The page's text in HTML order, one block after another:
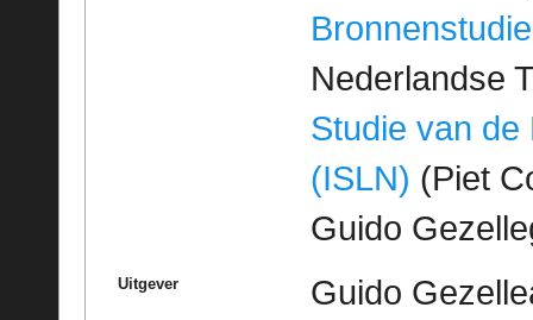
Bronnenstudie
Nederlandse
Studie van de
(ISLN) (Piet
Guido
Uitgever Guido